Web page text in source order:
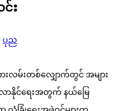
း
ပုည
ကားလမ်းတစ်လျှောက်တွင် အများ
းလာနိုင်ရေးအတွက် နယ်မြေ